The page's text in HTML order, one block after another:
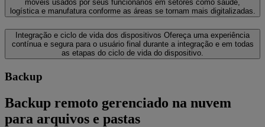
móveis usados por seus funcionários em setores como saúde,
logística e manufatura conforme as áreas se tornam mais digitalizadas.
Integração e ciclo de vida dos dispositivos Ofereça uma experiência
contínua e segura para o usuário final durante a integração e em todas
as etapas do ciclo de vida do dispositivo.
Backup
Backup remoto gerenciado na nuvem
para arquivos e pastas